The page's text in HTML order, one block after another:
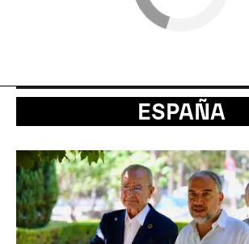
ESPAÑA